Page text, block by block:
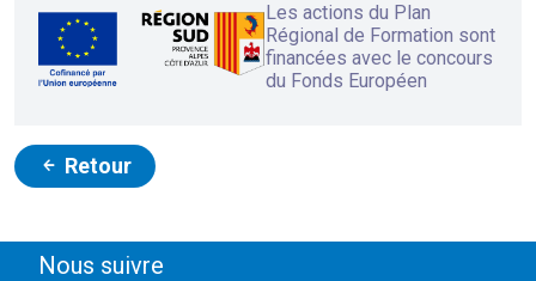
Les actions du Plan
Régional de Formation sont
financées avec le concours
du Fonds Européen
Retour
Nous suivre